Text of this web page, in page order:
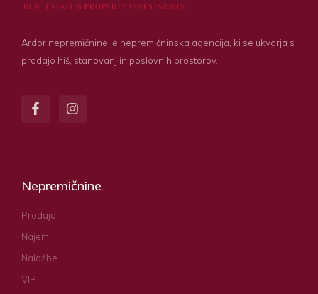
Ardor nepremičnine je nepremičninska agencija, ki se ukvarja s
prodajo hiš, stanovanj in poslovnih prostorov.
Nepremičnine
Prodaja
Najem
Naložbe
VIP